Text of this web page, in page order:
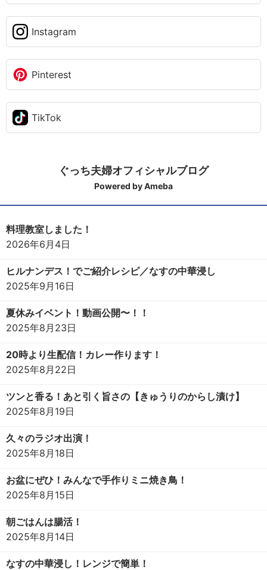
Instagram
Pinterest
TikTok
ぐっち夫婦オフィシャルブログ
Powered by Ameba
料理教室しました！
2026年6月4日
ヒルナンデス！でご紹介レシピ／なすの中華浸し
2025年9月16日
夏休みイベント！動画公開〜！！
2025年8月23日
20時より生配信！カレー作ります！
2025年8月22日
ツンと香る！あと引く旨さの【きゅうりのからし漬け】
2025年8月19日
久々のラジオ出演！
2025年8月18日
お盆にぜひ！みんなで手作りミニ焼き鳥！
2025年8月15日
朝ごはんは腸活！
2025年8月14日
なすの中華浸し！レンジで簡単！